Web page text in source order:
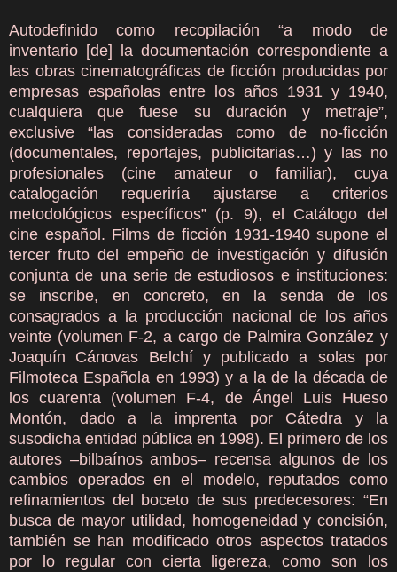
Autodefinido como recopilación “a modo de
inventario [de] la documentación correspondiente a
las obras cinematográficas de ficción producidas por
empresas españolas entre los años 1931 y 1940,
cualquiera que fuese su duración y metraje”,
exclusive “las consideradas como de no-ficción
(documentales, reportajes, publicitarias…) y las no
profesionales (cine amateur o familiar), cuya
catalogación requeriría ajustarse a criterios
metodológicos específicos” (p. 9), el Catálogo del
cine español. Films de ficción 1931-1940 supone el
tercer fruto del empeño de investigación y difusión
conjunta de una serie de estudiosos e instituciones:
se inscribe, en concreto, en la senda de los
consagrados a la producción nacional de los años
veinte (volumen F-2, a cargo de Palmira González y
Joaquín Cánovas Belchí y publicado a solas por
Filmoteca Española en 1993) y a la de la década de
los cuarenta (volumen F-4, de Ángel Luis Hueso
Montón, dado a la imprenta por Cátedra y la
susodicha entidad pública en 1998). El primero de los
autores –bilbaínos ambos– recensa algunos de los
cambios operados en el modelo, reputados como
refinamientos del boceto de sus predecesores: “En
busca de mayor utilidad, homogeneidad y concisión,
también se han modificado otros aspectos tratados
por lo regular con cierta ligereza, como son los